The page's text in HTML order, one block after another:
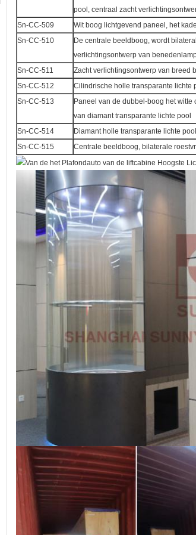
pool, centraal zacht
Sn-CC-509
Wit boog lichtgevend paneel, het
Sn-CC-510
De centrale beeldboog, wordt
verlichtingsontwerp van
Sn-CC-511
Zacht verlichtingsontwerp van breed
Sn-CC-512
Cilindrische holle transparante lichte
Sn-CC-513
Paneel van de dubbel-boog het
van diamant transparante lichte pool
Sn-CC-514
Diamant holle transparante lichte
Sn-CC-515
Centrale beeldboog, bilaterale